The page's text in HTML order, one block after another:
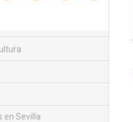
en Sevilla